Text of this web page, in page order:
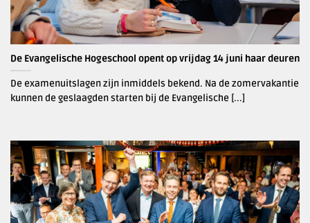
De Evangelische Hogeschool opent op vrijdag 14 juni haar deuren
De examenuitslagen zijn inmiddels bekend. Na de zomervakantie
kunnen de geslaagden starten bij de Evangelische [...]